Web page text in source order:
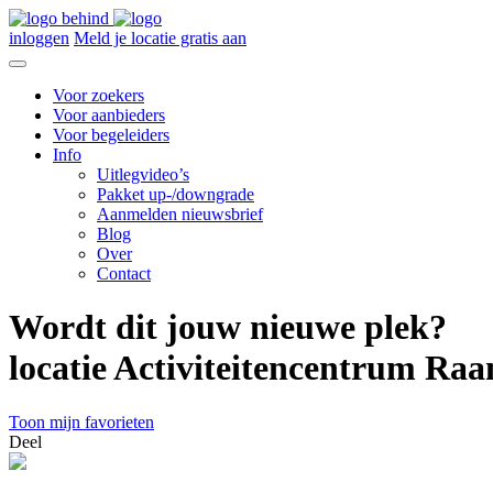
inloggen Meld je locatie gratis aan
Voor zoekers
Voor aanbieders
Voor begeleiders
Info
Uitlegvideo’s
Pakket up-/downgrade
Aanmelden nieuwsbrief
Blog
Over
Contact
Wordt dit jouw nieuwe plek?
locatie Activiteitencentrum
Toon mijn favorieten
Deel